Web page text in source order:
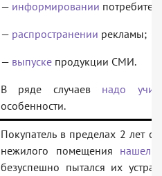
— информировании
— распространении рекламы;
— выпуске продукции СМИ.
В ряде случаев надо
особенности.
Покупатель в пределах 2 лет
нежилого помещения нашел
безуспешно пытался их